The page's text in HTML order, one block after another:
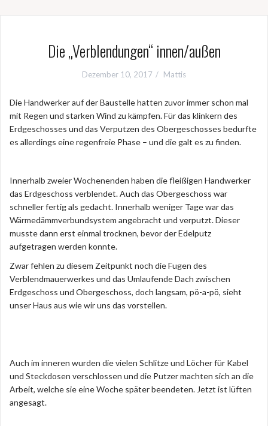
Die „Verblendungen“ innen/außen
Dezember 10, 2017 Mattis
Die Handwerker auf der Baustelle hatten zuvor immer schon mal
mit Regen und starken Wind zu kämpfen. Für das klinkern des
Erdgeschosses und das Verputzen des Obergeschosses bedurfte
es allerdings eine regenfreie Phase – und die galt es zu finden.
Innerhalb zweier Wochenenden haben die fleißigen Handwerker
das Erdgeschoss verblendet. Auch das Obergeschoss war
schneller fertig als gedacht. Innerhalb weniger Tage war das
Wärmedämmverbundsystem angebracht und verputzt. Dieser
musste dann erst einmal trocknen, bevor der Edelputz
aufgetragen werden konnte.
Zwar fehlen zu diesem Zeitpunkt noch die Fugen des
Verblendmauerwerkes und das Umlaufende Dach zwischen
Erdgeschoss und Obergeschoss, doch langsam, pö-a-pö, sieht
unser Haus aus wie wir uns das vorstellen.
Auch im inneren wurden die vielen Schlitze und Löcher für Kabel
und Steckdosen verschlossen und die Putzer machten sich an die
Arbeit, welche sie eine Woche später beendeten. Jetzt ist lüften
angesagt.